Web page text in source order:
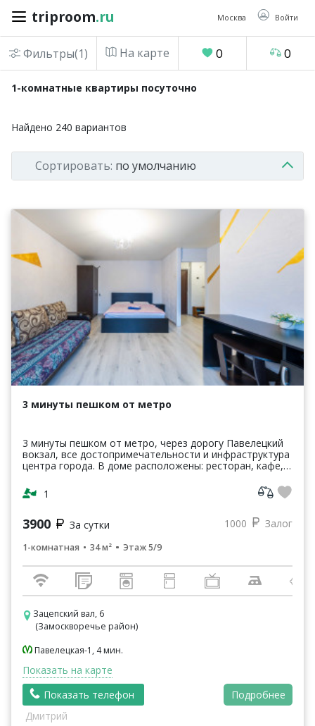
triproom.ru Москва Войти
triproom .ru
рубль
Войти / Зарегистрироваться
Добавить
Избранное
Сравнение
0
Фильтры(1) На карте 0 0
1-комнатные квартиры посуточно
Найдено 240 вариантов
Сортировать: по умолчанию
3 минуты пешком от метро
3 минуты пешком от метро, через дорогу Павелецкий
вокзал, все достопримечательности и инфраструктура
центра города. В доме расположены: ресторан, кафе,
1
3900 За сутки 1000 Залог
1-комнатная 34 м² Этаж 5/9
Зацепский вал, 6
(Замоскворечье район)
Павелецкая-1, 4 мин.
Показать на карте
Показать телефон
Подробнее
Дмитрий